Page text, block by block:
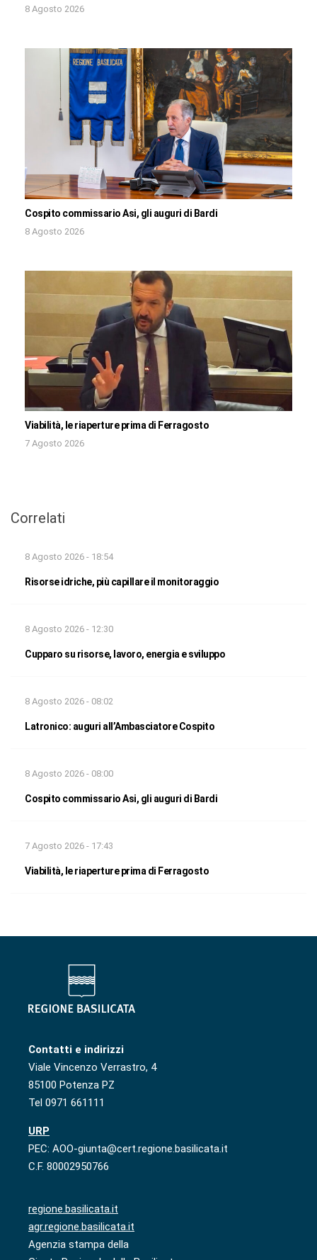
8 Agosto 2026
Cospito commissario Asi, gli auguri di Bardi
8 Agosto 2026
Viabilità, le riaperture prima di Ferragosto
7 Agosto 2026
Correlati
8 Agosto 2026 - 18:54
Risorse idriche, più capillare il monitoraggio
8 Agosto 2026 - 12:30
Cupparo su risorse, lavoro, energia e sviluppo
8 Agosto 2026 - 08:02
Latronico: auguri all’Ambasciatore Cospito
8 Agosto 2026 - 08:00
Cospito commissario Asi, gli auguri di Bardi
7 Agosto 2026 - 17:43
Viabilità, le riaperture prima di Ferragosto
Contatti e indirizzi
Viale Vincenzo Verrastro, 4
85100 Potenza PZ
Tel 0971 661111
URP
PEC: AOO-giunta@cert.regione.basilicata.it
C.F. 80002950766
regione.basilicata.it
agr.regione.basilicata.it
Agenzia stampa della